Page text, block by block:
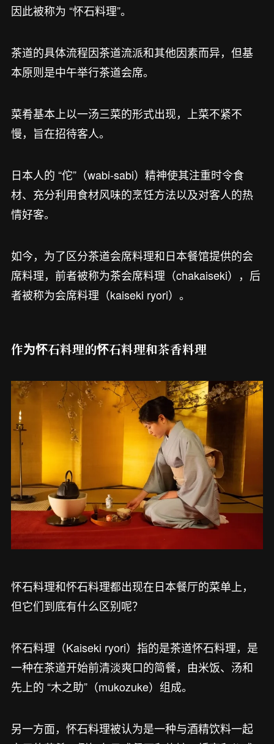
因此被称为 “怀石料理”。
茶道的具体流程因茶道流派和其他因素而异，但基
本原则是中午举行茶道会席。
菜肴基本上以一汤三菜的形式出现，上菜不紧不
慢，旨在招待客人。
日本人的 “佗”（wabi-sabi）精神使其注重时令食
材、充分利用食材风味的烹饪方法以及对客人的热
情好客。
如今，为了区分茶道会席料理和日本餐馆提供的会
席料理，前者被称为茶会席料理（chakaiseki），后
者被称为会席料理（kaiseki ryori）。
作为怀石料理的怀石料理和茶香料理
怀石料理和怀石料理都出现在日本餐厅的菜单上，
但它们到底有什么区别呢？
怀石料理（Kaiseki ryori）指的是茶道怀石料理，是
一种在茶道开始前清淡爽口的简餐，由米饭、汤和
先上的 “木之助”（mukozuke）组成。
另一方面，怀石料理被认为是一种与酒精饮料一起